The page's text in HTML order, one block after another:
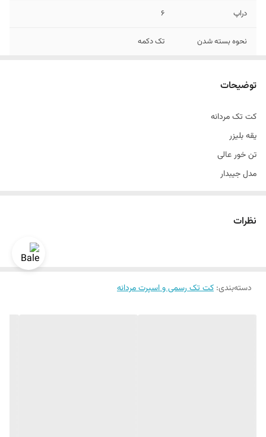
دراپ 6
نحوه بسته شدن تک دکمه
توضیحات
کت تک مردانه
یقه بلیزر
تن خور عالی
مدل جیبدار
قواره اسلیم فیت و اندامی
نظرات
دسته‌بندی: کت تک رسمی و اسپرت مردانه